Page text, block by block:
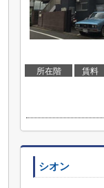
所在階 賃料
シオン